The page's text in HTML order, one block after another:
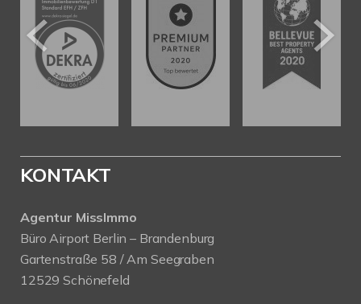
KONTAKT
Agentur MissImmo
Büro Airport Berlin – Brandenburg
Gartenstraße 58 / Am Seegraben
12529 Schönefeld